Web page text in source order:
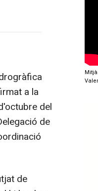
a la
del
de
de